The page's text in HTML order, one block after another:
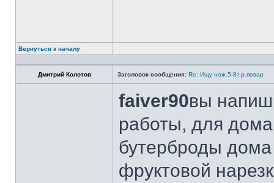
Вернуться к началу
Дмитрий Колотов Заголовок сообщения: Re: Ищу нож.5-8т.р.повар
faiver90вы
работы, для
бутерброды дома
фруктовой